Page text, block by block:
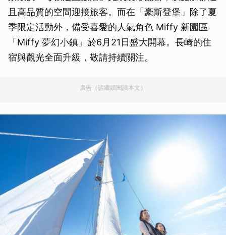
且高品質的空間迎接旅客。而在「豪斯登堡」除了夏
季限定活動外，備受喜愛的人氣角色 Miffy 新園區
「Miffy 夢幻小鎮」於6月21日盛大開幕。長崎的住
宿與觀光全面升級，敬請持續關注。
廣告（請繼續閱讀本文）